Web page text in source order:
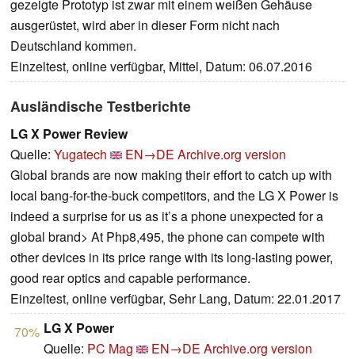
gezeigte Prototyp ist zwar mit einem weißen Gehäuse
ausgerüstet, wird aber in dieser Form nicht nach
Deutschland kommen.
Einzeltest, online verfügbar, Mittel, Datum: 06.07.2016
Ausländische Testberichte
LG X Power Review
Quelle: Yugatech EN→DE Archive.org version
Global brands are now making their effort to catch up with
local bang-for-the-buck competitors, and the LG X Power is
indeed a surprise for us as it’s a phone unexpected for a
global brand> At Php8,495, the phone can compete with
other devices in its price range with its long-lasting power,
good rear optics and capable performance.
Einzeltest, online verfügbar, Sehr Lang, Datum: 22.01.2017
70% LG X Power
Quelle: PC Mag EN→DE Archive.org version